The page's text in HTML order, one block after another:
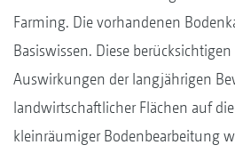
Farming. Die vorhandenen
Basiswissen. Diese
Auswirkungen der langjährigen
landwirtschaftlicher Flächen auf
kleinräumiger Bodenbearbeitung